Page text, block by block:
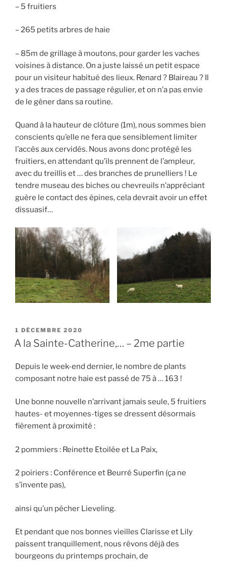
– 5 fruitiers
– 265 petits arbres de haie
– 85m de grillage à moutons, pour garder les vaches
voisines à distance. On a juste laissé un petit espace
pour un visiteur habitué des lieux. Renard ? Blaireau ? Il
y a des traces de passage régulier, et on n’a pas envie
de le gêner dans sa routine.
Quand à la hauteur de clôture (1m), nous sommes bien
conscients qu’elle ne fera que sensiblement limiter
l’accès aux cervidés. Nous avons donc protégé les
fruitiers, en attendant qu’ils prennent de l’ampleur,
avec du treillis et … des branches de prunelliers ! Le
tendre museau des biches ou chevreuils n’appréciant
guère le contact des épines, cela devrait avoir un effet
dissuasif…
PUBLIÉ
LE
1 DÉCEMBRE 2020
A la Sainte-Catherine,… – 2me partie
Depuis le week-end dernier, le nombre de plants
composant notre haie est passé de 75 à … 163 !
Une bonne nouvelle n’arrivant jamais seule, 5 fruitiers
hautes- et moyennes-tiges se dressent désormais
fièrement à proximité :
2 pommiers : Reinette Etoilée et La Paix,
2 poiriers : Conférence et Beurré Superfin (ça ne
s’invente pas),
ainsi qu’un pêcher Lieveling.
Et pendant que nos bonnes vieilles Clarisse et Lily
paissent tranquillement, nous rêvons déjà des
bourgeons du printemps prochain, de